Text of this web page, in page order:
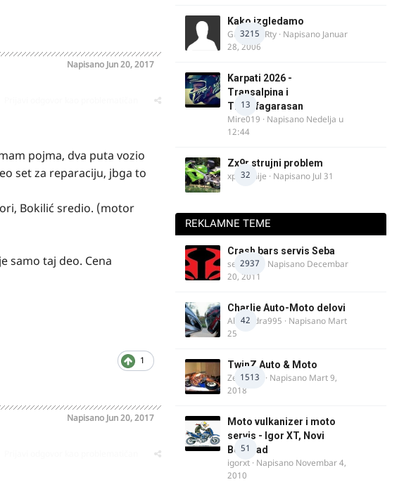
Napisano Jun 20, 2017
pojma, dva puta vozio
set za reparaciju, jbga to
Bokilić sredio. (motor
samo taj deo. Cena
1
Napisano Jun 20, 2017
3215
Kako izgledamo
Guest diRRty · Napisano Januar
28, 2006
13
Karpati 2026 -
Transalpina i
Transfagarasan
Mire019 · Napisano Nedelja u
12:44
32
Zx9r strujni problem
xpetronije · Napisano Jul 31
REKLAMNE TEME
2937
Crash bars servis Seba
seba011 · Napisano Decembar
20, 2011
42
Charlie Auto-Moto delovi
Alexandra995 · Napisano Mart
25
1513
TwinZ Auto & Moto
Zeljkamp · Napisano Mart 9,
2018
51
Moto vulkanizer i moto
servis - Igor XT, Novi
Beograd
igorxt · Napisano Novembar 4,
2010